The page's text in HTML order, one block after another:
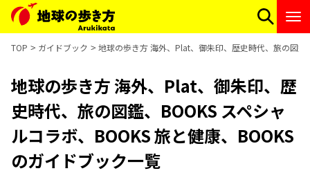
TOP ガイドブック 地球の歩き方 海外、Plat、御朱印、歴史時代、旅の図
地球の歩き方 海外、Plat、御朱印、歴
史時代、旅の図鑑、BOOKS スペシャ
ルコラボ、BOOKS 旅と健康、BOOKS
のガイドブック一覧